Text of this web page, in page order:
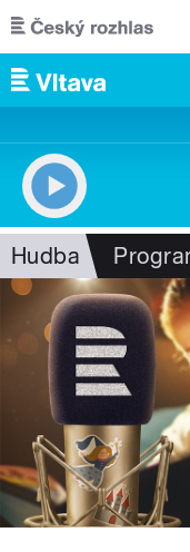
Přejít k hlavnímu
Hudba